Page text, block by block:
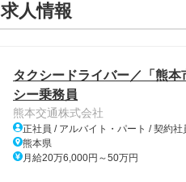
求人情報
タクシードライバー／「熊
シー乗務員
熊本交通株式会社
正社員 / アルバイト・パート / 契約社
熊本県
月給20万6,000円～50万円